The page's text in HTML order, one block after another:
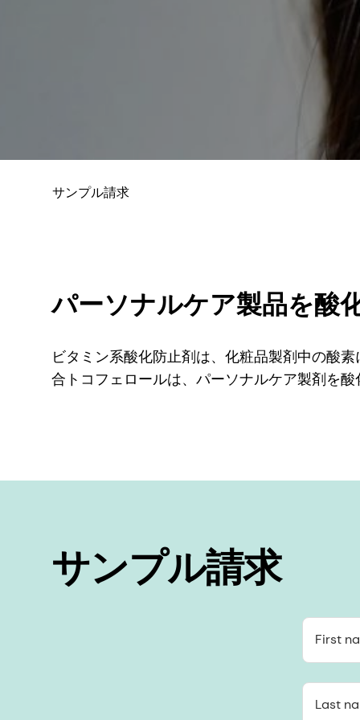
サンプル請求
パーソナルケア製品を酸
ビタミン系酸化防止剤は、化粧品製剤中の酸
合トコフェロールは、パーソナルケア製剤を酸
サンプル請求
First
Last